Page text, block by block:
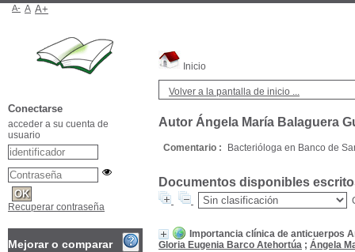
Inicio
Volver a la pantalla de inicio ...
Autor Ángela María Balaguera
Comentario : Bacterióloga en Banco de
Documentos disponibles
Importancia clínica de anticuerpos
Gloria Eugenia Barco Atehortúa ; Ángela
A- A A+
Conectarse
acceder a su cuenta de
usuario
Recuperar contraseña
Mejorar o comparar